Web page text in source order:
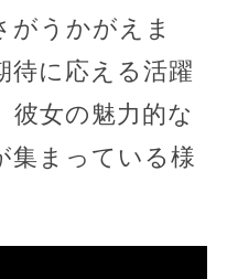
がうかがえま
待に応える活躍
彼女の魅力的な
集まっている様